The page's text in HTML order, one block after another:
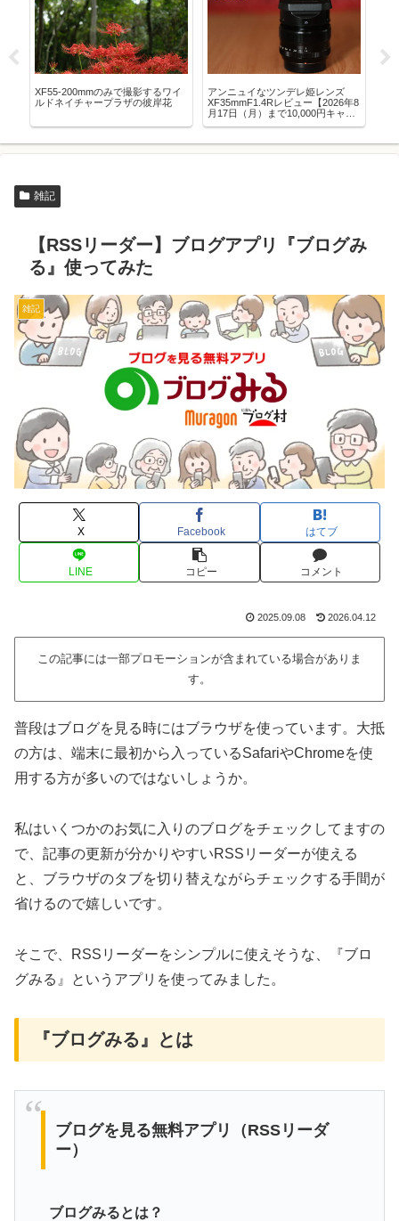
XF55-200mmのみで撮影するワイ
ルドネイチャープラザの彼岸花
アンニュイなツンデレ姫レンズ
XF35mmF1.4Rレビュー【2026年8
月17日（月）まで10,000円キャッ
雑記
【RSSリーダー】ブログアプリ『ブログみ
る』使ってみた
雑記
X Facebook はてブ
LINE コピー コメント
2025.09.08 2026.04.12
この記事には一部プロモーションが含まれている場合がありま
す。
普段はブログを見る時にはブラウザを使っています。大抵
の方は、端末に最初から入っているSafariやChromeを使
用する方が多いのではないしょうか。
私はいくつかのお気に入りのブログをチェックしてますの
で、記事の更新が分かりやすいRSSリーダーが使える
と、ブラウザのタブを切り替えながらチェックする手間が
省けるので嬉しいです。
そこで、RSSリーダーをシンプルに使えそうな、『ブロ
グみる』というアプリを使ってみました。
『ブログみる』とは
ブログを見る無料アプリ（RSSリーダ
ー）
ブログみるとは？